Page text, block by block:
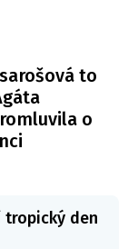
to
o
tropický den